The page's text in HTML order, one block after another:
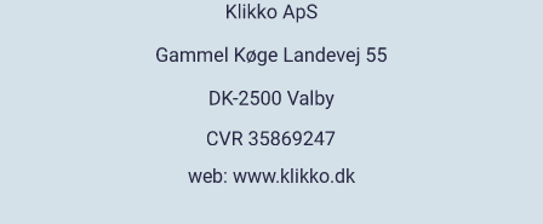
web: www.klikko.dk